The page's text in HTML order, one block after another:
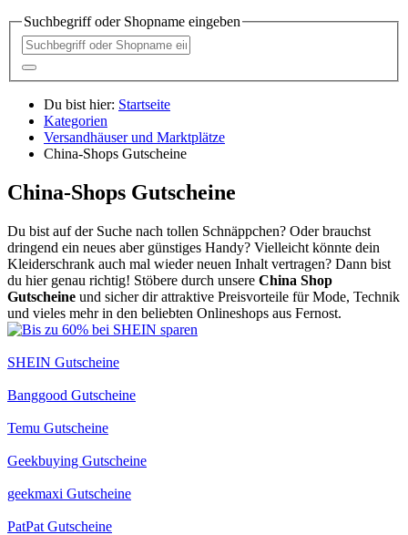
Suchbegriff oder Shopname eingeben
Du bist hier: Startseite
Kategorien
Versandhäuser und Marktplätze
China-Shops Gutscheine
China-Shops Gutscheine
Du bist auf der Suche nach tollen Schnäppchen? Oder brauchst
dringend ein neues aber günstiges Handy? Vielleicht könnte dein
Kleiderschrank auch mal wieder neuen Inhalt vertragen? Dann bist
du hier genau richtig! Stöbere durch unsere China Shop
Gutscheine und sicher dir attraktive Preisvorteile für Mode, Technik
und vieles mehr in den beliebten Onlineshops aus Fernost.
SHEIN Gutscheine
Banggood Gutscheine
Temu Gutscheine
Geekbuying Gutscheine
geekmaxi Gutscheine
PatPat Gutscheine